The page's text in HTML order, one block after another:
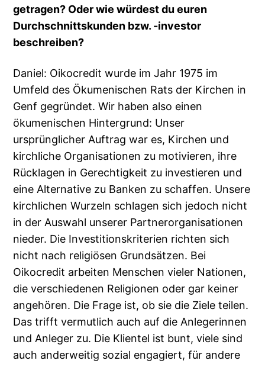
getragen? Oder wie würdest du euren
Durchschnittskunden bzw. -investor
beschreiben?
Daniel: Oikocredit wurde im Jahr 1975 im
Umfeld des Ökumenischen Rats der Kirchen in
Genf gegründet. Wir haben also einen
ökumenischen Hintergrund: Unser
ursprünglicher Auftrag war es, Kirchen und
kirchliche Organisationen zu motivieren, ihre
Rücklagen in Gerechtigkeit zu investieren und
eine Alternative zu Banken zu schaffen. Unsere
kirchlichen Wurzeln schlagen sich jedoch nicht
in der Auswahl unserer Partnerorganisationen
nieder. Die Investitionskriterien richten sich
nicht nach religiösen Grundsätzen. Bei
Oikocredit arbeiten Menschen vieler Nationen,
die verschiedenen Religionen oder gar keiner
angehören. Die Frage ist, ob sie die Ziele teilen.
Das trifft vermutlich auch auf die Anlegerinnen
und Anleger zu. Die Klientel ist bunt, viele sind
auch anderweitig sozial engagiert, für andere